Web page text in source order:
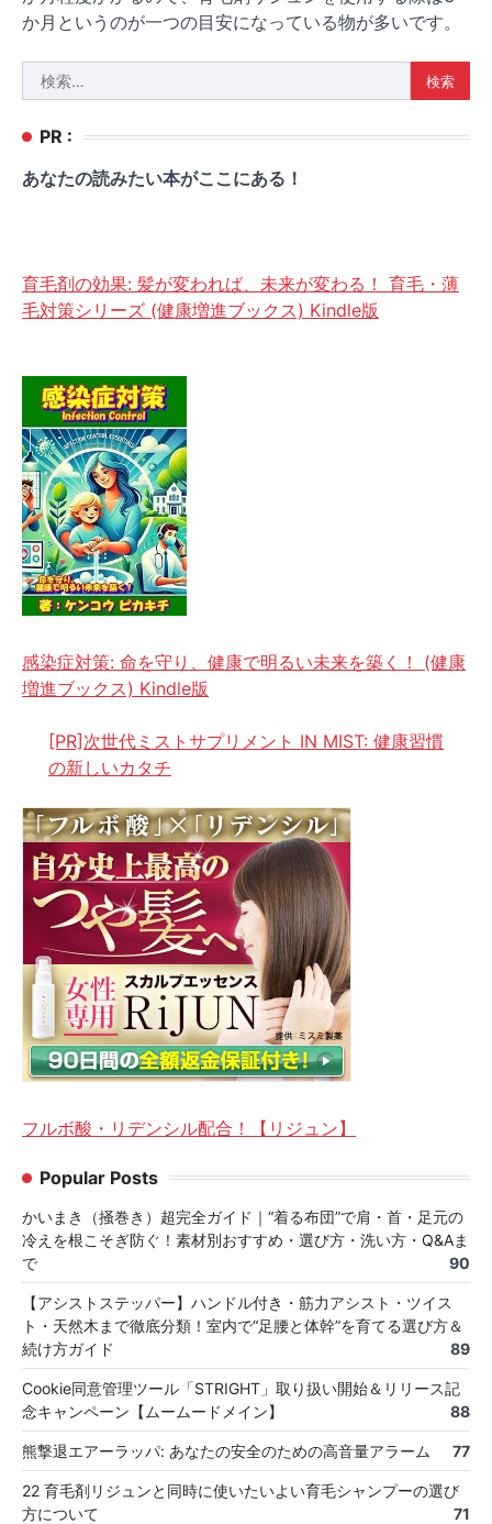
か月というのが一つの目安になっている物が多いです。
索:
PR :
あなたの読みたい本がここにある！
育毛剤の効果: 髪が変われば、未来が変わる！ 育毛・薄
毛対策シリーズ (健康増進ブックス) Kindle版
感染症対策: 命を守り、健康で明るい未来を築く！ (健康
増進ブックス) Kindle版
[PR]次世代ミストサプリメント IN MIST: 健康習慣
の新しいカタチ
フルボ酸・リデンシル配合！【リジュン】
Popular Posts
かいまき（掻巻き）超完全ガイド｜“着る布団”で肩・首・足元の
冷えを根こそぎ防ぐ！素材別おすすめ・選び方・洗い方・Q&Aま
で
90
【アシストステッパー】ハンドル付き・筋力アシスト・ツイス
ト・天然木まで徹底分類！室内で“足腰と体幹”を育てる選び方＆
続け方ガイド
89
Cookie同意管理ツール「STRIGHT」取り扱い開始＆リリース記
念キャンペーン【ムームードメイン】
88
熊撃退エアーラッパ: あなたの安全のための高音量アラーム 77
22 育毛剤リジュンと同時に使いたいよい育毛シャンプーの選び
方について
71